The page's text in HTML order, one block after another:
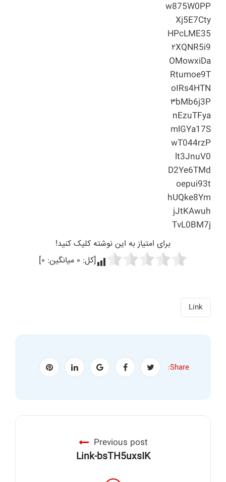
w875W0PP
Xj5E7Cty
HPcLME35
۲XQNR5i9
OMowxiDa
Rtumoe9T
oIRs4HTN
۳bMb6j3P
nEzuTFya
mlGYa17S
wT044rzP
lt3JnuV0
D2Ye6TMd
oepui93t
hUQke8Ym
jJtKAwuh
TvL0BM7j
برای امتیاز به این نوشته کلیک کنید!
[کل: ۰ میانگین: ۰]
Link
Share:
Previous post
Link-bsTH5uxsIK